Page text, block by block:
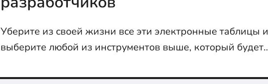
Уберите из своей жизни все эти электронные таблицы и
выберите любой из инструментов выше, который будет